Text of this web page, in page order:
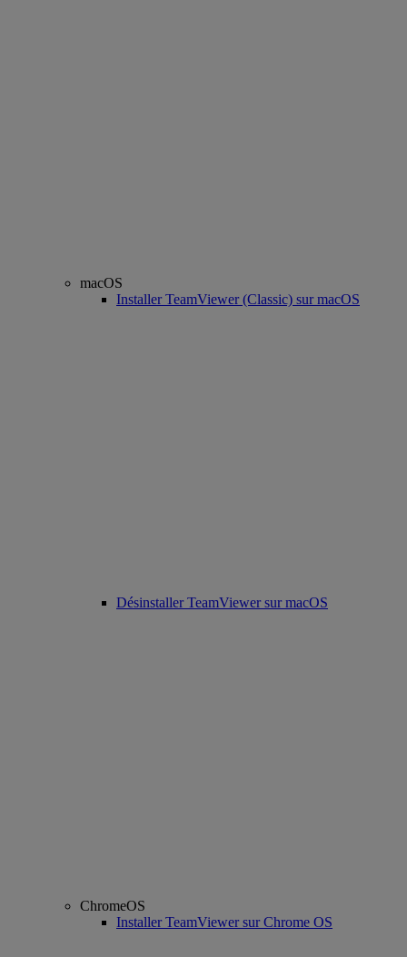
macOS
Installer TeamViewer (Classic) sur macOS
Désinstaller TeamViewer sur macOS
ChromeOS
Installer TeamViewer sur Chrome OS